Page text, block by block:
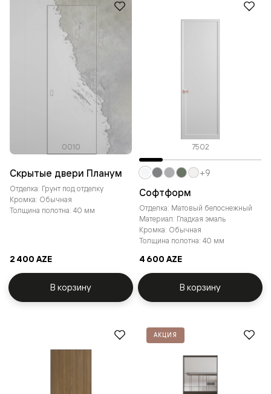
0010
Скрытые двери Планум
Отделка: Грунт под отделку
Кромка: Обычная
Толщина полотна: 40 мм
2 400 AZE
В корзину
7502
Софтформ
Отделка: Матовый белоснежный
Материал: Гладкая эмаль
Кромка: Обычная
Толщина полотна: 40 мм
4 600 AZE
+9
В корзину
АКЦИЯ